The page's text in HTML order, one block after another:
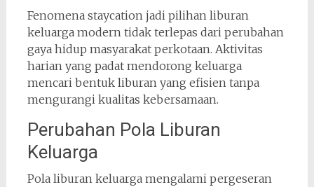
Fenomena staycation jadi pilihan liburan
keluarga modern tidak terlepas dari perubahan
gaya hidup masyarakat perkotaan. Aktivitas
harian yang padat mendorong keluarga
mencari bentuk liburan yang efisien tanpa
mengurangi kualitas kebersamaan.
Perubahan Pola Liburan
Keluarga
Pola liburan keluarga mengalami pergeseran